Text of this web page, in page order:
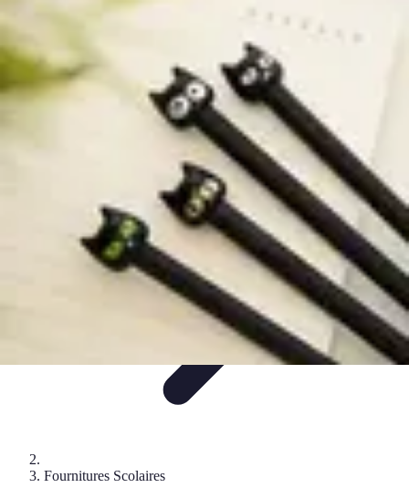
Top Fournitures
Fournitures Scolaires
Écologiques
Top Fournitures
Fournitures Scolaires